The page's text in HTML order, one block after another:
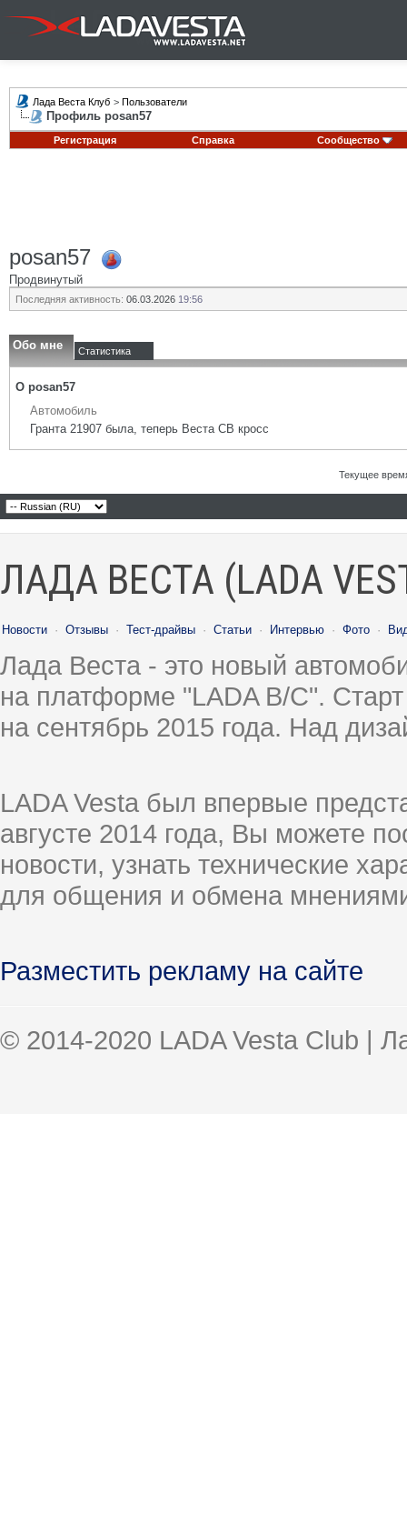
Лада Веста Клуб > Пользователи
Профиль posan57
Регистрация Справка Сообщество
posan57
Продвинутый
Последняя активность: 06.03.2026 19:56
Обо мне Статистика
О posan57
Автомобиль
Гранта 21907 была, теперь Веста СВ кросс
Текущее
ЛАДА ВЕСТА (LADA
Новости · Отзывы · Тест-драйвы · Статьи · Интервью · Фото ·
Лада Веста - это новый
на платформе "LADA B/C".
на сентябрь 2015 года. Над
LADA Vesta был впервые
августе 2014 года, Вы можете
новости, узнать технические
для общения и обмена
Разместить рекламу на сайте
© 2014-2020 LADA Vesta Club |